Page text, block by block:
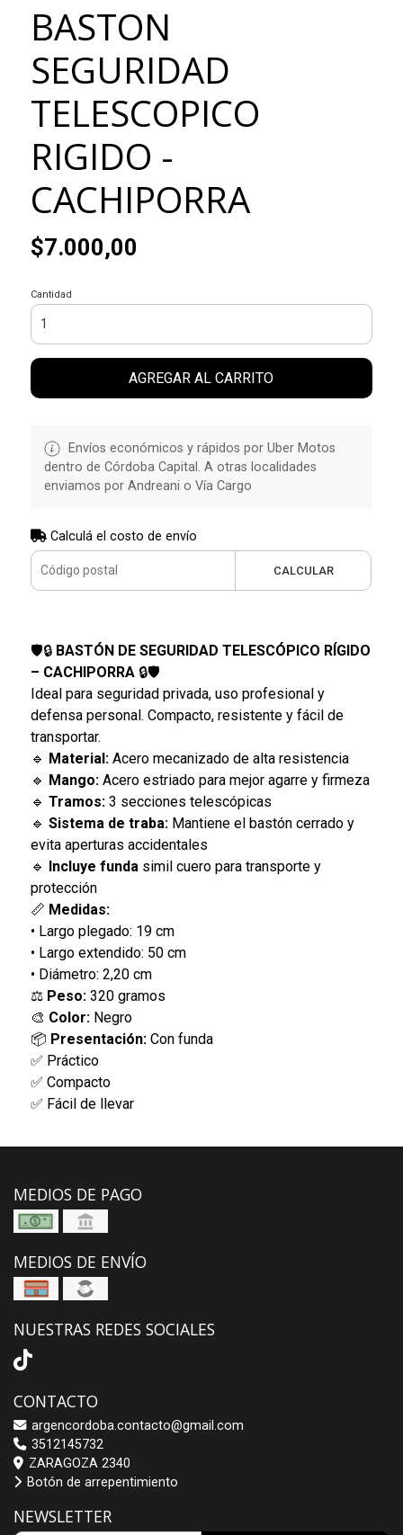
BASTON
SEGURIDAD
TELESCOPICO
RIGIDO -
CACHIPORRA
$7.000,00
Cantidad
AGREGAR AL CARRITO
Envíos económicos y rápidos por Uber Motos
dentro de Córdoba Capital. A otras localidades
enviamos por Andreani o Vía Cargo
Calculá el costo de envío
CALCULAR
🛡️🔒 BASTÓN DE SEGURIDAD TELESCÓPICO RÍGIDO
– CACHIPORRA🔒🛡️
Ideal para seguridad privada, uso profesional y
defensa personal. Compacto, resistente y fácil de
transportar.
🔹 Material:Acero mecanizado de alta resistencia
🔹 Mango:Acero estriado para mejor agarre y firmeza
🔹 Tramos:3 secciones telescópicas
🔹 Sistema de traba:Mantiene el bastón cerrado y
evita aperturas accidentales
🔹 Incluye funda simil cuero para transporte y
protección
📏 Medidas:
• Largo plegado: 19 cm
• Largo extendido: 50 cm
• Diámetro: 2,20 cm
⚖️ Peso:320 gramos
🎨 Color:Negro
📦 Presentación:Con funda
✅ Práctico
✅ Compacto
✅ Fácil de llevar
MEDIOS DE PAGO
MEDIOS DE ENVÍO
NUESTRAS REDES SOCIALES
CONTACTO
argencordoba.contacto@gmail.com
3512145732
ZARAGOZA 2340
Botón de arrepentimiento
NEWSLETTER